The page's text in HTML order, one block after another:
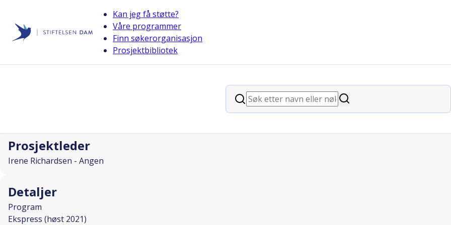
Kan jeg få støtte?
Våre programmer
Finn søkerorganisasjon
Prosjektbibliotek
Søk
Søk
Prosjektleder
Irene Richardsen - Angen
Detaljer
Program
Ekspress (høst 2021)